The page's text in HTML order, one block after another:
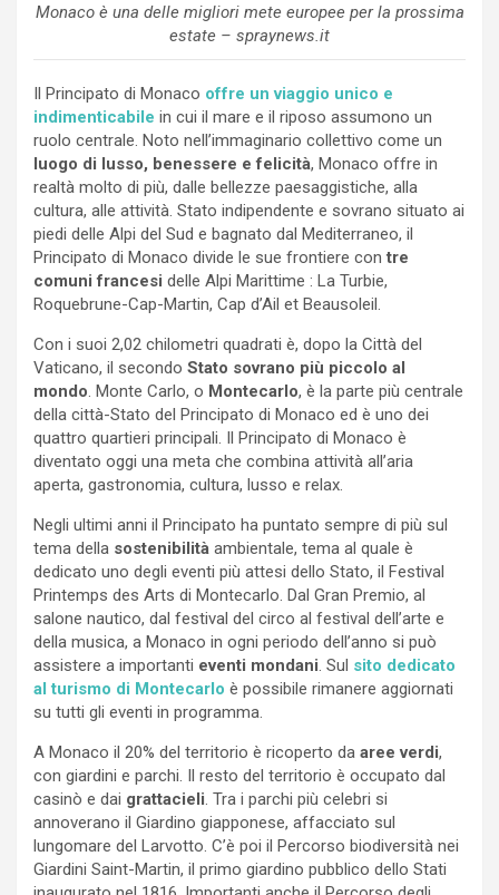
Monaco è una delle migliori mete europee per la prossima
estate – spraynews.it
Il Principato di Monaco offre un viaggio unico e
indimenticabile in cui il mare e il riposo assumono un
ruolo centrale. Noto nell’immaginario collettivo come un
luogo di lusso, benessere e felicità, Monaco offre in
realtà molto di più, dalle bellezze paesaggistiche, alla
cultura, alle attività. Stato indipendente e sovrano situato ai
piedi delle Alpi del Sud e bagnato dal Mediterraneo, il
Principato di Monaco divide le sue frontiere con tre
comuni francesi delle Alpi Marittime : La Turbie,
Roquebrune-Cap-Martin, Cap d’Ail et Beausoleil.
Con i suoi 2,02 chilometri quadrati è, dopo la Città del
Vaticano, il secondo Stato sovrano più piccolo al
mondo. Monte Carlo, o Montecarlo, è la parte più centrale
della città-Stato del Principato di Monaco ed è uno dei
quattro quartieri principali. Il Principato di Monaco è
diventato oggi una meta che combina attività all’aria
aperta, gastronomia, cultura, lusso e relax.
Negli ultimi anni il Principato ha puntato sempre di più sul
tema della sostenibilità ambientale, tema al quale è
dedicato uno degli eventi più attesi dello Stato, il Festival
Printemps des Arts di Montecarlo. Dal Gran Premio, al
salone nautico, dal festival del circo al festival dell’arte e
della musica, a Monaco in ogni periodo dell’anno si può
assistere a importanti eventi mondani. Sul sito dedicato
al turismo di Montecarlo è possibile rimanere aggiornati
su tutti gli eventi in programma.
A Monaco il 20% del territorio è ricoperto da aree verdi,
con giardini e parchi. Il resto del territorio è occupato dal
casinò e dai grattacieli. Tra i parchi più celebri si
annoverano il Giardino giapponese, affacciato sul
lungomare del Larvotto. C’è poi il Percorso biodiversità nei
Giardini Saint-Martin, il primo giardino pubblico dello Stati